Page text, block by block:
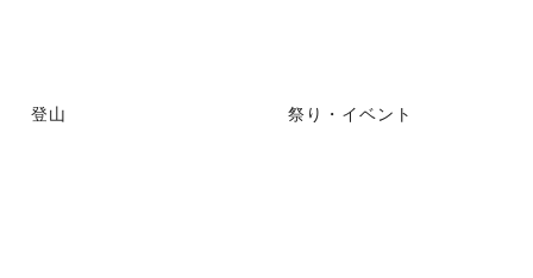
登山 祭り・イベント